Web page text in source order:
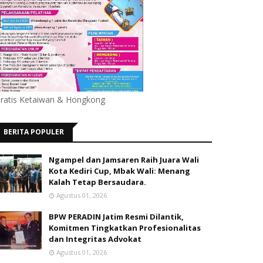
Ketaiwan & Hongkong
BERITA POPULER
Ngampel dan Jamsaren Raih Juara Wali
Kota Kediri Cup, Mbak Wali: Menang
Kalah Tetap Bersaudara.
Agustus 01, 2026
BPW PERADIN Jatim Resmi Dilantik,
Komitmen Tingkatkan Profesionalitas
dan Integritas Advokat
Agustus 01, 2026